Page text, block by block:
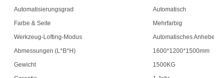
Automatisierungsgrad
Automatisch
Farbe & Seite
Mehrfarbig
Werkzeug-Lofting-Modus
Automatisches Anheben
Abmessungen (L*B*H)
1600*1200*1500mm
Gewicht
1500KG